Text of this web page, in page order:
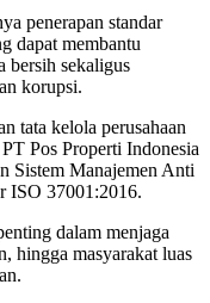
penerapan standar
dapat membantu
bersih sekaligus
korupsi.
tata kelola perusahaan
Pos Properti Indonesia
Sistem Manajemen Anti
ISO 37001:2016.
dalam menjaga
hingga masyarakat luas